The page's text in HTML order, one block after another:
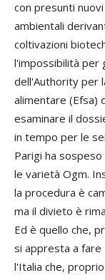
con presunti nuovi
ambientali
coltivazioni
l'impossibilità per
dell'Authority per
alimentare (Efsa)
esaminare il
in tempo per le
Parigi ha
le varietà Ogm.
la procedura è
ma il divieto è
Ed è quello che,
si appresta a fare
l'Italia che,